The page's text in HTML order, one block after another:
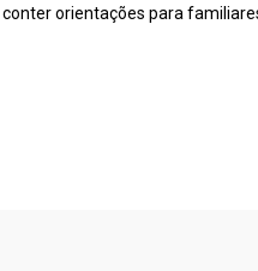
orientações para